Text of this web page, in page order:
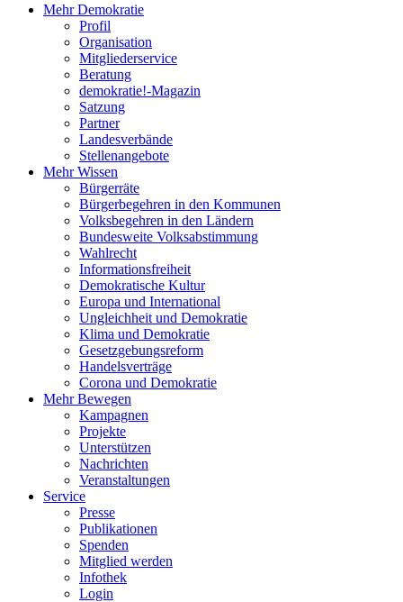
Mehr Demokratie
Profil
Organisation
Mitgliederservice
Beratung
demokratie!-Magazin
Satzung
Partner
Landesverbände
Stellenangebote
Mehr Wissen
Bürgerräte
Bürgerbegehren in den Kommunen
Volksbegehren in den Ländern
Bundesweite Volksabstimmung
Wahlrecht
Informationsfreiheit
Demokratische Kultur
Europa und International
Ungleichheit und Demokratie
Klima und Demokratie
Gesetzgebungsreform
Handelsverträge
Corona und Demokratie
Mehr Bewegen
Kampagnen
Projekte
Unterstützen
Nachrichten
Veranstaltungen
Service
Presse
Publikationen
Spenden
Mitglied werden
Infothek
Login